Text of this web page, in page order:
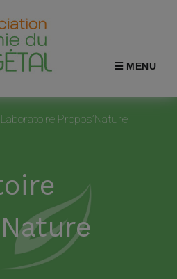
MENU
Laboratoire Propos’Nature